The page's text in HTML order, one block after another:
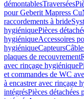
démontablesTraversées
pour Geberit Mapress
raccordements à bride
hygiéniquePièces
hygiéniqueAccessoires
hygiéniqueCapteurs
plaques de recouvrement
avec rinçage hygiénique
et commandes de WC
à encastrer avec rinçage
intégrésPièces